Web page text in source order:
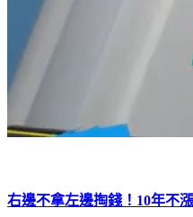
右邊不拿左邊掏錢！10年不